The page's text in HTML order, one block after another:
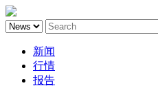
新闻
行情
报告